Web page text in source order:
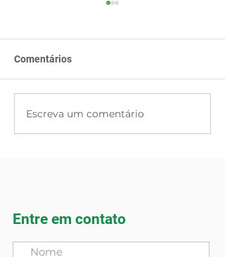
Dia da Soja IGA
Comentários
Escreva um comentário
Entre em contato